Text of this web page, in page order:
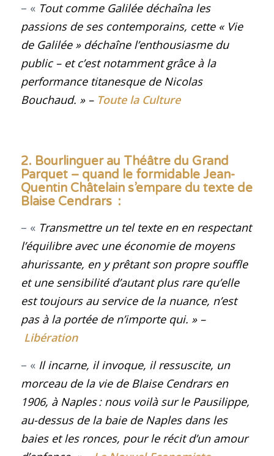
– « Tout comme Galilée déchaîna les
passions de ses contemporains, cette « Vie
de Galilée » déchaîne l’enthousiasme du
public – et c’est notamment grâce à la
performance titanesque de Nicolas
Bouchaud. » – Toute la Culture
2. Bourlinguer au Théâtre du Grand
Parquet – quand le formidable Jean-
Quentin Châtelain s’empare du texte de
Blaise Cendrars :
– « Transmettre un tel texte en en respectant
l’équilibre avec une économie de moyens
ahurissante, en y prêtant son propre souffle
et une sensibilité d’autant plus rare qu’elle
est toujours au service de la nuance, n’est
pas à la portée de n’importe qui. » –
Libération
– « Il incarne, il invoque, il ressuscite, un
morceau de la vie de Blaise Cendrars en
1906, à Naples : nous voilà sur le Pausilippe,
au-dessus de la baie de Naples dans les
baies et les ronces, pour le récit d’un amour